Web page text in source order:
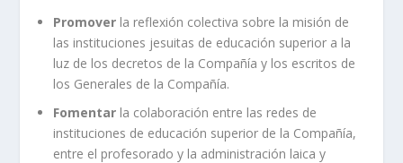
Promoverla reflexión colectiva sobre la misión de
las instituciones jesuitas de educación superior a la
luz de los decretos de la Compañía y los escritos de
los Generales de la Compañía.
Fomentarla colaboración entre las redes de
instituciones de educación superior de la Compañía,
entre el profesorado y la administración laica y